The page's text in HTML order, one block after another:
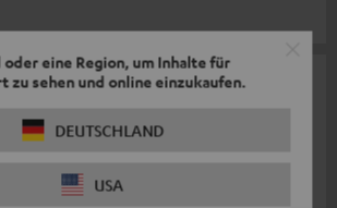
oder eine Region, um Inhalte für
zu sehen und online einzukaufen.
DEUTSCHLAND
USA
ich sie habe.
02.06.2021